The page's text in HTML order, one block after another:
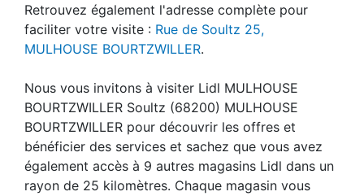
Retrouvez également l'adresse complète pour
faciliter votre visite : Rue de Soultz 25,
MULHOUSE BOURTZWILLER.
Nous vous invitons à visiter Lidl MULHOUSE
BOURTZWILLER Soultz (68200) MULHOUSE
BOURTZWILLER pour découvrir les offres et
bénéficier des services et sachez que vous avez
également accès à 9 autres magasins Lidl dans un
rayon de 25 kilomètres. Chaque magasin vous